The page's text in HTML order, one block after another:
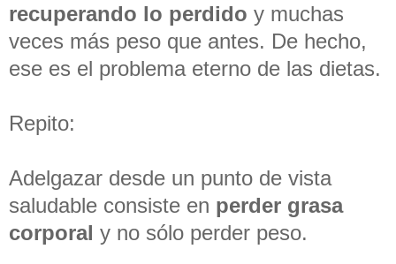
recuperando lo perdido y muchas
veces más peso que antes. De hecho,
ese es el problema eterno de las dietas.
Repito:
Adelgazar desde un punto de vista
saludable consiste en perder grasa
corporal y no sólo perder peso.